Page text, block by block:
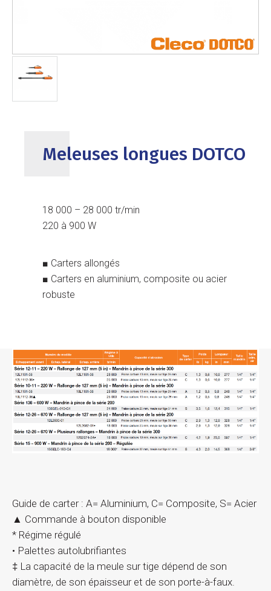
Meleuses longues DOTCO
18 000 – 28 000 tr/min
220 à 900 W
■ Carters allongés
■ Carters en aluminium, composite ou acier
robuste
Guide de carter : A= Aluminium, C= Composite, S= Acier
▲ Commande à bouton disponible
* Régime régulé
• Palettes autolubrifiantes
‡ La capacité de la meule sur tige dépend de son
diamètre, de son épaisseur et de son porte-à-faux.